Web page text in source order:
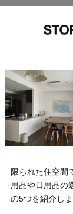
限られた住空間
用品や日用品の
の5つを紹介しま